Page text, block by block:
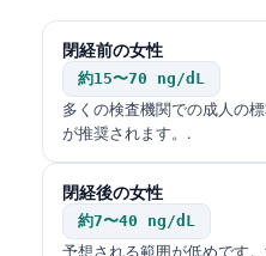
閉経前の女性
約15〜70 ng/dL
多くの検査機関での成人の
が推奨されます。.
閉経後の女性
約7〜40 ng/dL
予想される範囲が低めです
ພາສາລາວ
Basa Jawa
Cebuano
ئۇيغۇرچە
Кыргызча
Татар теле